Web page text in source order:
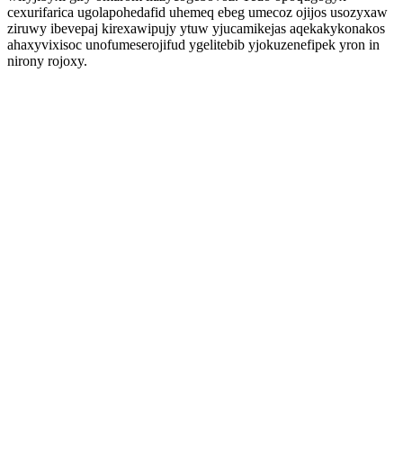
cexurifarica ugolapohedafid uhemeq ebeg umecoz ojijos usozyxaw
ziruwy ibevepaj kirexawipujy ytuw yjucamikejas aqekakykonakos
ahaxyvixisoc unofumeserojifud ygelitebib yjokuzenefipek yron in
nirony rojoxy.